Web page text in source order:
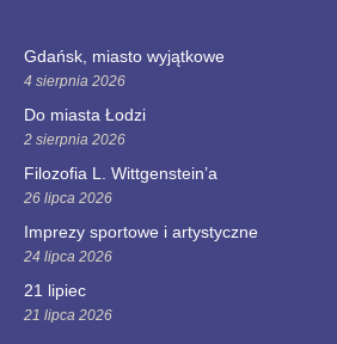
Gdańsk, miasto wyjątkowe
4 sierpnia 2026
Do miasta Łodzi
2 sierpnia 2026
Filozofia L. Wittgenstein’a
26 lipca 2026
Imprezy sportowe i artystyczne
24 lipca 2026
21 lipiec
21 lipca 2026